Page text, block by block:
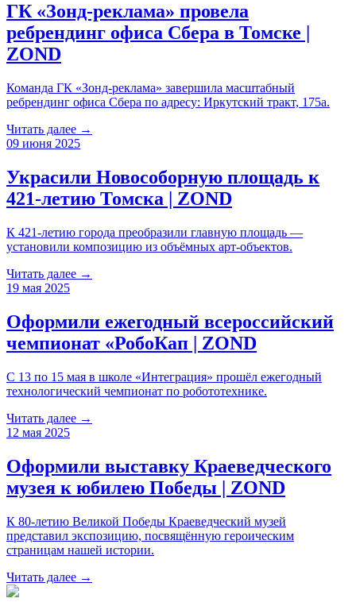
ГК «Зонд-реклама» провела
ребрендинг офиса Сбера в Томске |
ZOND
Команда ГК «Зонд-реклама» завершила масштабный
ребрендинг офиса Сбера по адресу: Иркутский тракт, 175а.
Читать далее →
09 июня 2025
Украсили Новособорную площадь к
421-летию Томска | ZOND
К 421-летию города преобразили главную площадь —
установили композицию из объёмных арт-объектов.
Читать далее →
19 мая 2025
Оформили ежегодный всероссийский
чемпионат «РобоКап | ZOND
С 13 по 15 мая в школе «Интеграция» прошёл ежегодный
технологический чемпионат по робототехнике.
Читать далее →
12 мая 2025
Оформили выставку Краеведческого
музея к юбилею Победы | ZOND
К 80-летию Великой Победы Краеведческий музей
представил экспозицию, посвящённую героическим
страницам нашей истории.
Читать далее →